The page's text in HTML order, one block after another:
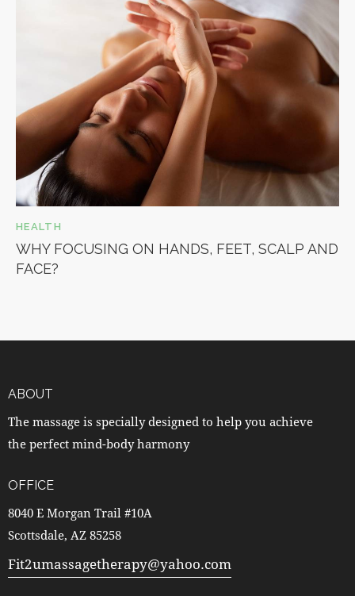
HEALTH
WHY FOCUSING ON HANDS, FEET, SCALP AND
FACE?
ABOUT
The massage is specially designed to help you achieve
the perfect mind-body harmony
OFFICE
8040 E Morgan Trail #10A
Scottsdale, AZ 85258
Fit2umassagetherapy@yahoo.com